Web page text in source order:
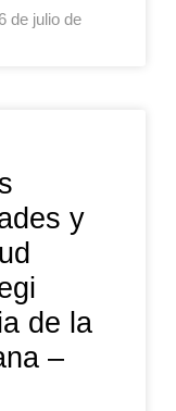
de julio de
y
de la
–